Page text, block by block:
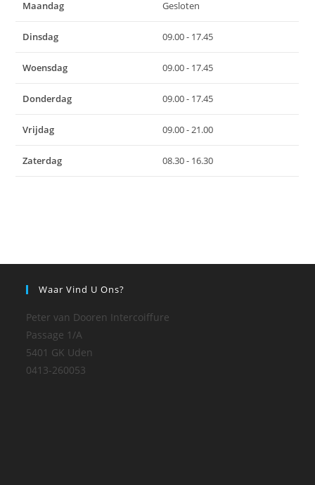
Maandag Gesloten
Dinsdag 09.00 - 17.45
Woensdag 09.00 - 17.45
Donderdag 09.00 - 17.45
Vrijdag 09.00 - 21.00
Zaterdag 08.30 - 16.30
Waar Vind U Ons?
Peter van Dooren Intercoiffure
Passage 1/A
5401 GK Uden
0413-260053